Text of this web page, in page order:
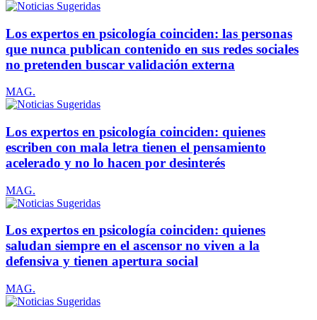
Los expertos en psicología coinciden: las personas
que nunca publican contenido en sus redes sociales
no pretenden buscar validación externa
MAG.
Los expertos en psicología coinciden: quienes
escriben con mala letra tienen el pensamiento
acelerado y no lo hacen por desinterés
MAG.
Los expertos en psicología coinciden: quienes
saludan siempre en el ascensor no viven a la
defensiva y tienen apertura social
MAG.